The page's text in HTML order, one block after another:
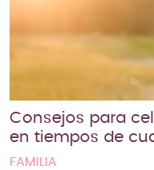
Consejos para
en tiempos de
FAMILIA